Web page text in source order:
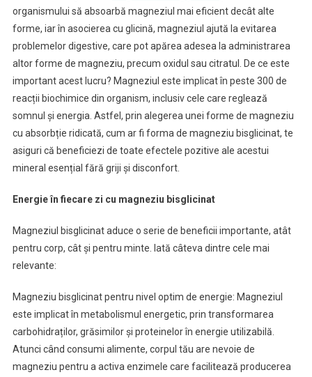
organismului să absoarbă magneziul mai eficient decât alte
forme, iar în asocierea cu glicină, magneziul ajută la evitarea
problemelor digestive, care pot apărea adesea la administrarea
altor forme de magneziu, precum oxidul sau citratul. De ce este
important acest lucru? Magneziul este implicat în peste 300 de
reacții biochimice din organism, inclusiv cele care reglează
somnul și energia. Astfel, prin alegerea unei forme de magneziu
cu absorbție ridicată, cum ar fi forma de magneziu bisglicinat, te
asiguri că beneficiezi de toate efectele pozitive ale acestui
mineral esențial fără griji și disconfort.
Energie în fiecare zi cu magneziu bisglicinat
Magneziul bisglicinat aduce o serie de beneficii importante, atât
pentru corp, cât și pentru minte. Iată câteva dintre cele mai
relevante:
Magneziu bisglicinat pentru nivel optim de energie: Magneziul
este implicat în metabolismul energetic, prin transformarea
carbohidraților, grăsimilor și proteinelor în energie utilizabilă.
Atunci când consumi alimente, corpul tău are nevoie de
magneziu pentru a activa enzimele care facilitează producerea